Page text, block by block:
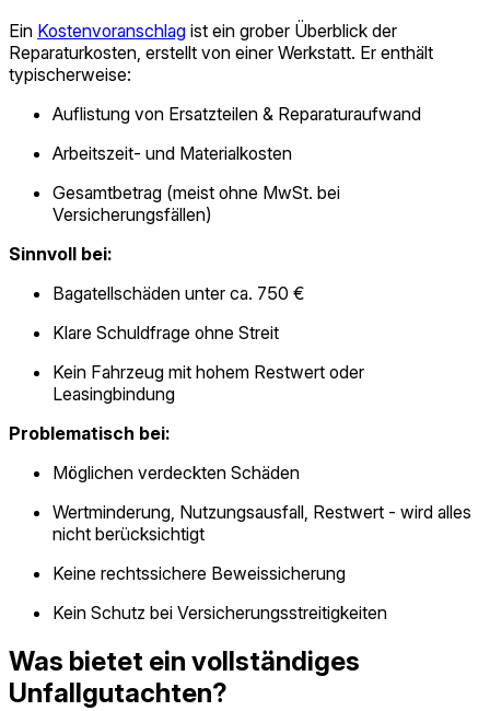
Ein Kostenvoranschlag ist ein grober Überblick der
Reparaturkosten, erstellt von einer Werkstatt. Er enthält
typischerweise:
Auflistung von Ersatzteilen & Reparaturaufwand
Arbeitszeit- und Materialkosten
Gesamtbetrag (meist ohne MwSt. bei
Versicherungsfällen)
Sinnvoll bei:
Bagatell­schäden unter ca. 750 €
Klare Schuldfrage ohne Streit
Kein Fahrzeug mit hohem Restwert oder
Leasingbindung
Problematisch bei:
Möglichen verdeckten Schäden
Wertminderung, Nutzungsausfall, Restwert - wird alles
nicht berücksichtigt
Keine rechtssichere Beweissicherung
Kein Schutz bei Versicherungsstreitigkeiten
Was bietet ein vollständiges
Unfallgutachten?